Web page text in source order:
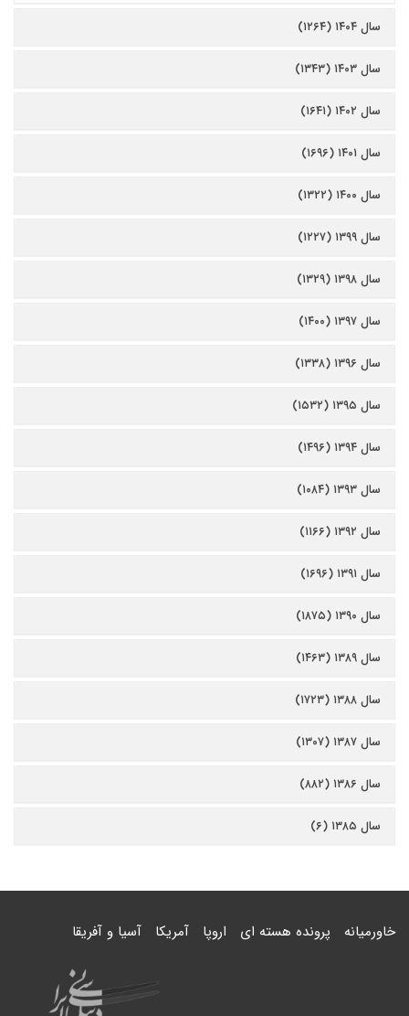
سال ۱۴۰۴ (۱۲۶۴)
سال ۱۴۰۳ (۱۳۴۳)
سال ۱۴۰۲ (۱۶۴۱)
سال ۱۴۰۱ (۱۶۹۶)
سال ۱۴۰۰ (۱۳۲۲)
سال ۱۳۹۹ (۱۲۲۷)
سال ۱۳۹۸ (۱۳۲۹)
سال ۱۳۹۷ (۱۴۰۰)
سال ۱۳۹۶ (۱۳۳۸)
سال ۱۳۹۵ (۱۵۳۲)
سال ۱۳۹۴ (۱۴۹۶)
سال ۱۳۹۳ (۱۰۸۴)
سال ۱۳۹۲ (۱۱۶۶)
سال ۱۳۹۱ (۱۶۹۶)
سال ۱۳۹۰ (۱۸۷۵)
سال ۱۳۸۹ (۱۴۶۳)
سال ۱۳۸۸ (۱۷۲۳)
سال ۱۳۸۷ (۱۳۰۷)
سال ۱۳۸۶ (۸۸۲)
سال ۱۳۸۵ (۶)
خاورمیانه پرونده هسته ای اروپا آمریکا آسیا و آفریقا